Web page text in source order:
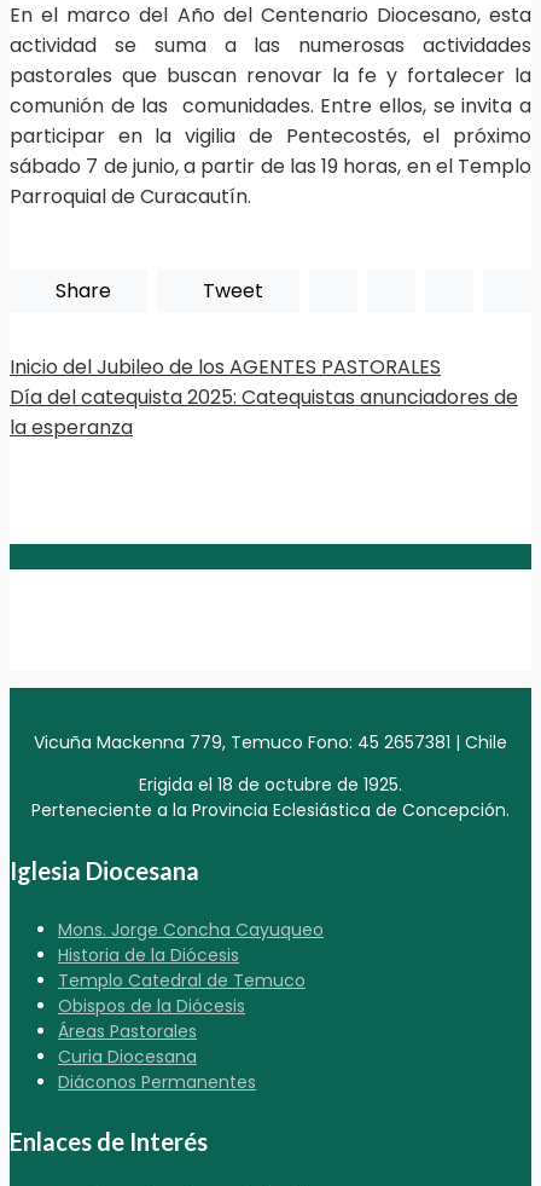
En el marco del Año del Centenario Diocesano, esta
actividad se suma a las numerosas actividades
pastorales que buscan renovar la fe y fortalecer la
comunión de las comunidades. Entre ellos, se invita a
participar en la vigilia de Pentecostés, el próximo
sábado 7 de junio, a partir de las 19 horas, en el Templo
Parroquial de Curacautín.
Share Tweet
Inicio del Jubileo de los AGENTES PASTORALES
Día del catequista 2025: Catequistas anunciadores de
la esperanza
Vicuña Mackenna 779, Temuco Fono: 45 2657381 | Chile
Erigida el 18 de octubre de 1925.
Perteneciente a la Provincia Eclesiástica de Concepción.
Iglesia Diocesana
Mons. Jorge Concha Cayuqueo
Historia de la Diócesis
Templo Catedral de Temuco
Obispos de la Diócesis
Áreas Pastorales
Curia Diocesana
Diáconos Permanentes
Enlaces de Interés